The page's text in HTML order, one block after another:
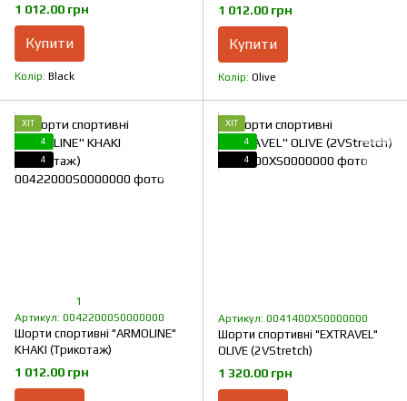
1 012.00 грн
Купити
Колір Black
1 012.00 грн
Купити
Колір Olive
ХІТ
4
4
1
Артикул: 00422000S0000000
Шорти спортивні "ARMOLINE"
KHAKI (Трикотаж)
1 012.00 грн
ХІТ
4
4
Артикул: 0041400XS0000000
Шорти спортивні "EXTRAVEL"
OLIVE (2VStretch)
1 320.00 грн